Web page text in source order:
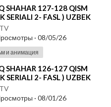
SHAHAR 127-128 QISM
SERIALI 2- FASL ) UZBEK
· 08/05/26
и анимация
SHAHAR 126-127 QISM
SERIALI 2- FASL ) UZBEK
· 08/01/26